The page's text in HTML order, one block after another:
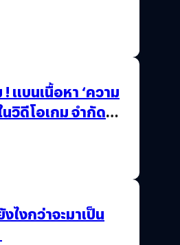
2025 ทะลุ 15
แบนเนื้อหา ‘ความ
นวิดีโอเกม จำกัด
ไงกว่าจะมาเป็น